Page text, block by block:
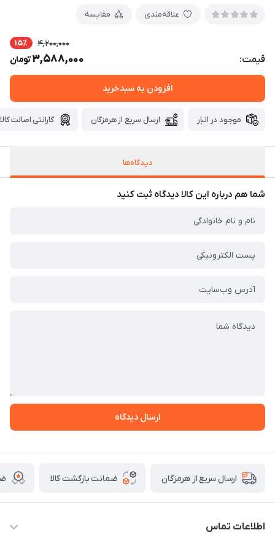
علاقه‌مندی مقایسه
قیمت:
4,200,000 15٪
3,588,000تومان
افزودن به سبدخرید
موجود در انبار ارسال سریع از هرمزگان گارانتی اصالت کالا
دیدگاه‌ها
شما هم درباره این کالا دیدگاه ثبت کنید
ارسال دیدگاه
ارسال سریع از هرمزگان ضمانت بازگشت کالا
اطلاعات تماس